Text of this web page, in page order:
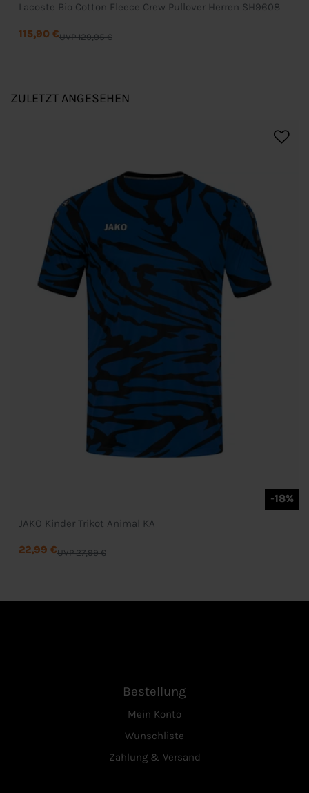
Lacoste Bio Cotton Fleece Crew Pullover Herren SH9608
UVP 129,95 €
115,90 €
ZULETZT ANGESEHEN
-18%
JAKO Kinder Trikot Animal KA
UVP 27,99 €
22,99 €
Bestellung
Mein Konto
Wunschliste
Zahlung & Versand